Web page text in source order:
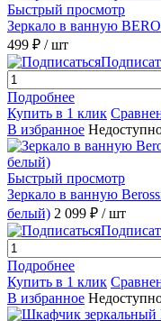
Быстрый просмотр
Зеркало в ванную
499 ₽ / шт
Подробнее
Купить в 1 клик
В избранное
Быстрый просмотр
Зеркало в ванную
белый) 2 099 ₽ / шт
Подробнее
Купить в 1 клик
В избранное